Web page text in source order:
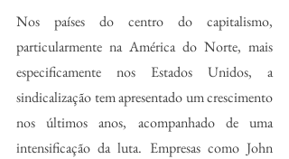
Nos países do centro do capitalismo,
particularmente na América do Norte, mais
especificamente nos Estados Unidos, a
sindicalização tem apresentado um crescimento
nos últimos anos, acompanhado de uma
intensificação da luta. Empresas como John